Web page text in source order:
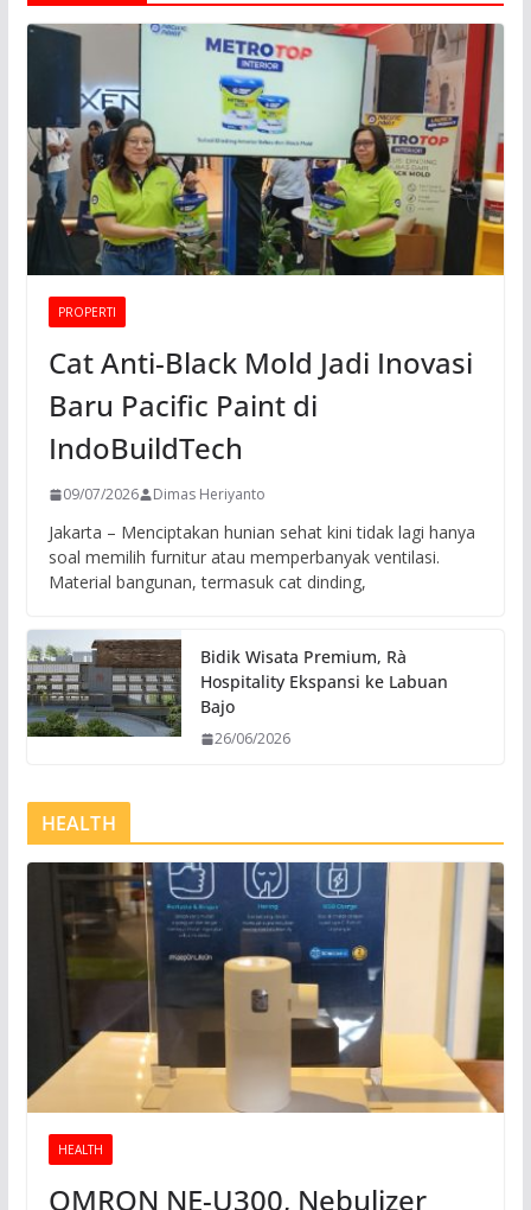
PROPERTI
Cat Anti-Black Mold Jadi Inovasi
Baru Pacific Paint di
IndoBuildTech
09/07/2026 Dimas Heriyanto
Jakarta – Menciptakan hunian sehat kini tidak lagi hanya
soal memilih furnitur atau memperbanyak ventilasi.
Material bangunan, termasuk cat dinding,
Bidik Wisata Premium, Rà
Hospitality Ekspansi ke Labuan
Bajo
26/06/2026
HEALTH
HEALTH
OMRON NE-U300, Nebulizer